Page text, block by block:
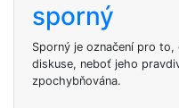
sporný
Sporný je označení pro
diskuse, neboť jeho
zpochybňována.